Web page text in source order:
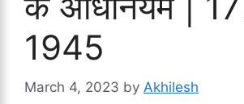
1945
March 4, 2023 by Akhilesh